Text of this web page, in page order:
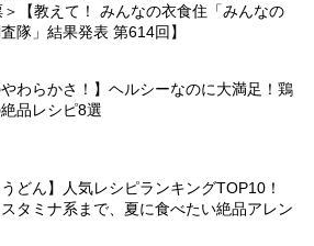
【教えて！ みんなの衣食住「みんなの
隊」結果発表 第614回】
やわらかさ！】ヘルシーなのに大満足！鶏
品レシピ8選
うどん】人気レシピランキングTOP10！
タミナ系まで、夏に食べたい絶品アレン